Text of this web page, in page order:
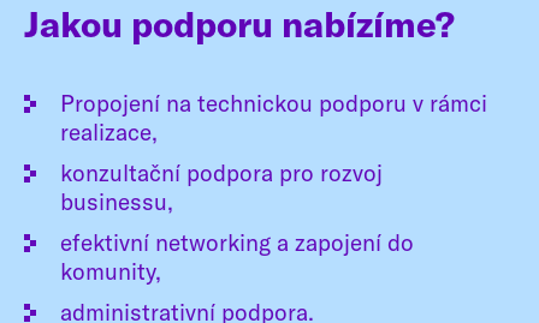
Jakou podporu nabízíme?
Propojení na technickou podporu v rámci
realizace,
konzultační podpora pro rozvoj
businessu,
efektivní networking a zapojení do
komunity,
administrativní podpora.